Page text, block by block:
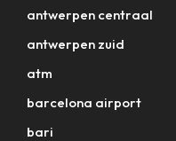
antwerpen centraal
antwerpen zuid
atm
barcelona airport
bari